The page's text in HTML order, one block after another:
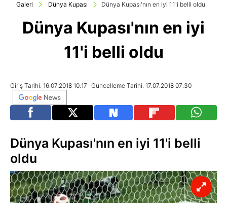
Galeri Dünya Kupası Dünya Kupası'nın en iyi 11'i belli oldu
Dünya Kupası'nın en iyi
11'i belli oldu
Giriş Tarihi: 16.07.2018 10:17 Güncelleme Tarihi: 17.07.2018 07:30
Dünya Kupası'nın en iyi 11'i belli
oldu